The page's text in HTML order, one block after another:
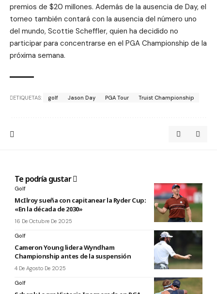
premios de $20 millones. Además de la ausencia de Day, el
torneo también contará con la ausencia del número uno
del mundo, Scottie Scheffler, quien ha decidido no
participar para concentrarse en el PGA Championship de la
próxima semana.
ETIQUETAS: golf Jason Day PGA Tour Truist Championship
Te podría gustar
Golf
McIlroy sueña con capitanear la Ryder Cup:
«En la década de 2030»
16 De Octubre De 2025
Golf
Cameron Young lidera Wyndham
Championship antes de la suspensión
4 De Agosto De 2025
Golf